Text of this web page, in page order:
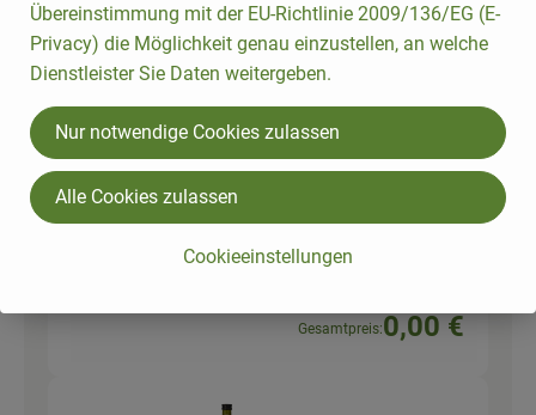
Gesamtpreis:0,00 €
100 g
Feta
Feta-Käse "natur"
Gesamtpreis:0,00 €
Übereinstimmung mit der EU-Richtlinie 2009/136/EG (E-
Privacy) die Möglichkeit genau einzustellen, an welche
Dienstleister Sie Daten weitergeben.
Cookieeinstellungen
Nur notwendige Cookies zulassen
Alle Cookies zulassen